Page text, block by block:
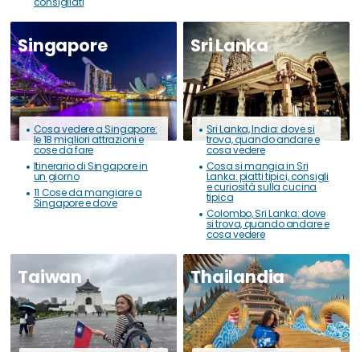
Singapore
Cosa vedere a Singapore:
le 18 migliori attrazioni e
cose da fare
Itinerario di Singapore in
un giorno
11 Cose da mangiare a
Singapore e dove
Sri Lanka
Sri Lanka, India: dove si
trova, quando andare e
cosa vedere
Cosa si mangia in Sri
Lanka: piatti tipici, consigli
e curiosità sulla cucina
tipica
Colombo, Sri Lanka: dove
si trova, quando andare e
cosa vedere
Taiwan Thailandia